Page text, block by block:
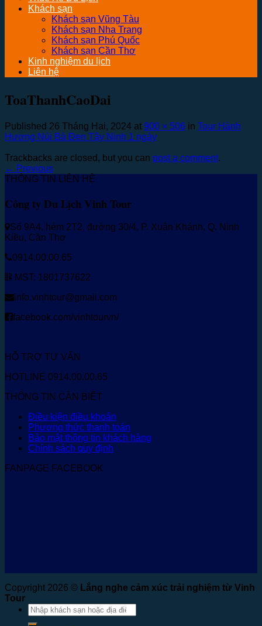
Khách sạn
Khách sạn Vũng Tàu
Khách sạn Nha Trang
Khách sạn Phú Quốc
Khách sạn Cần Thơ
Kinh nghiệm du lịch
Liên hệ
ToaThanhCaoDai
Published 26 Tháng Hai, 2024 at 900 × 506 in Tour Hành
Hương Núi Bà Đen Tây Ninh 1 ngày
Trackbacks are closed, but you can post a comment.
← Previous
THÔNG TIN LIÊN HỆ
Công ty Du Lịch Vinh Tour
Số 9A4, hẻm 2T2, đường 30/4, P. Xuân Khánh, Q. Ninh
Kiều, Cần Thơ
0914.00.00.65
MST: 1801737622
info.vinhtour@gmail.com
facebook.com/vinhtourvn/
HỖ TRỢ TƯ VẤN
HOTLINE 0914.00.00.65
THÔNG TIN CẦN BIẾT
Điều kiện điều khoản
Phương thức thanh toán
Bảo mật thông tin khách hàng
Chính sách quy định
FANPAGE FACEBOOK
Copyright 2026 © Lắng nghe cảm xúc trải nghiệm từ Vinh
Tour
Tìm
kiếm: